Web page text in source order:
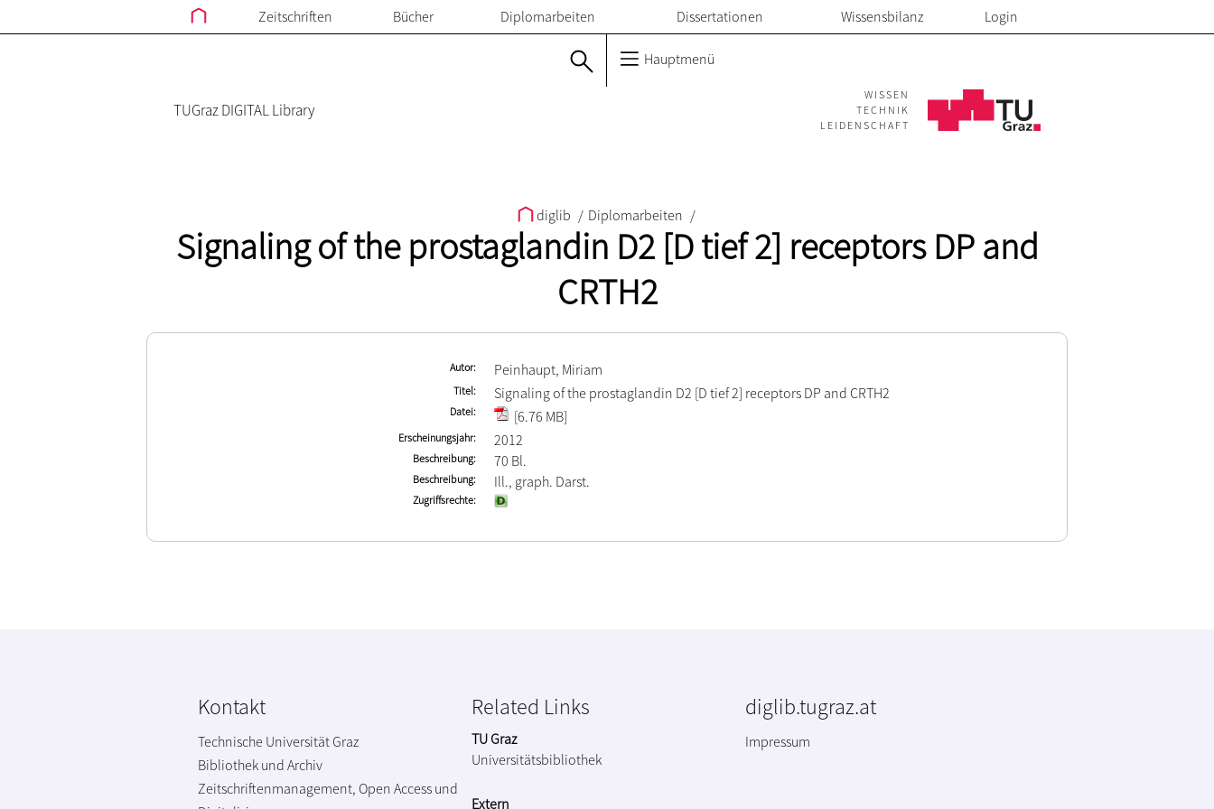
Zeitschriften Bücher Diplomarbeiten Dissertationen Wissensbilanz Login
Hauptmenü
TUGraz DIGITAL Library
WISSEN
TECHNIK
LEIDENSCHAFT
diglib / Diplomarbeiten /
Signaling of the prostaglandin D2 [D tief 2] receptors DP and
CRTH2
Autor Peinhaupt, Miriam
Titel Signaling of the prostaglandin D2 [D tief 2] receptors DP and CRTH2
Datei [6.76 MB]
Erscheinungsjahr 2012
Beschreibung 70 Bl.
Beschreibung Ill., graph. Darst.
Zugriffsrechte
Kontakt
Technische Universität Graz
Bibliothek und Archiv
Zeitschriftenmanagement, Open Access und
Related Links
TU Graz
Universitätsbibliothek
Extern
diglib.tugraz.at
Impressum